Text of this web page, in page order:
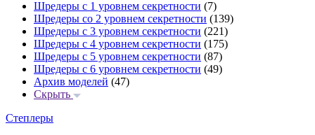
Шредеры с 1 уровнем секретности (7)
Шредеры со 2 уровнем секретности (139)
Шредеры с 3 уровнем секретности (221)
Шредеры с 4 уровнем секретности (175)
Шредеры с 5 уровнем секретности (87)
Шредеры с 6 уровнем секретности (49)
Архив моделей (47)
Скрыть
Степлеры